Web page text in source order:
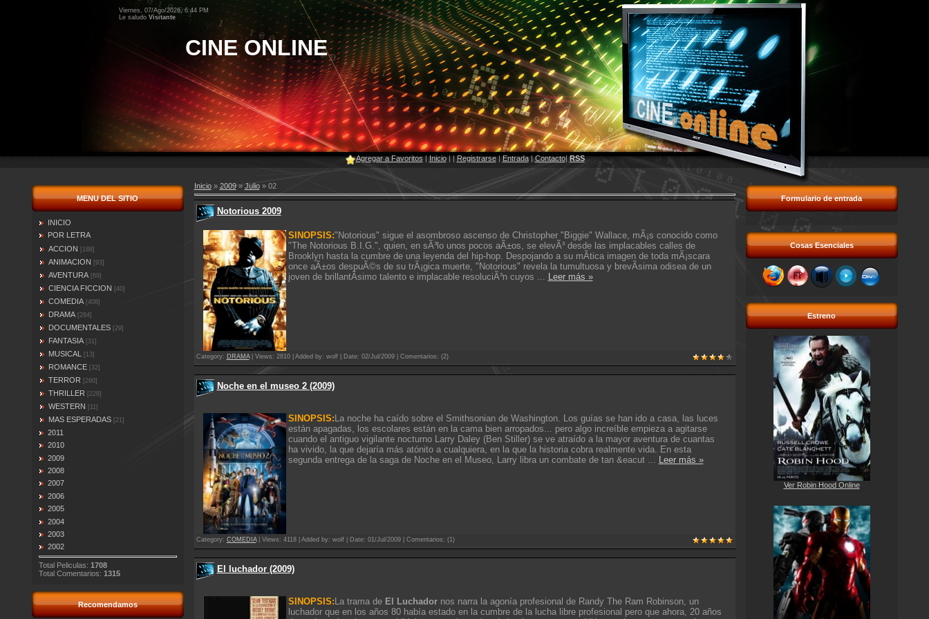
Viernes, 07/Ago/2026, 6:44 PM
Le saludo Visitante
CINE ONLINE
Agregar a Favoritos|Inicio||Registrarse|Entrada|Contacto|RSS
MENU DEL SITIO
INICIO
POR LETRA
ACCION
[188]
ANIMACION [93]
AVENTURA [69]
CIENCIA FICCION [40]
COMEDIA [408]
DRAMA [284]
DOCUMENTALES [29]
FANTASIA [31]
MUSICAL [13]
ROMANCE [32]
TERROR [260]
THRILLER [228]
WESTERN [11]
MAS ESPERADAS [21]
2011
2010
2009
2008
2007
2006
2005
2004
2003
2002
Total Peliculas: 1708
Total Comentarios: 1315
Recomendamos
Inicio» 2009 » Julio » 02
Notorious 2009
SINOPSIS:"Notorious" sigue el asombroso ascenso de Christopher "Biggie" Wallace, mÃ¡s conocido como
"The Notorious B.I.G.", quien, en sÃ³lo unos pocos aÃ±os, se elevÃ³ desde las implacables calles de
Brooklyn hasta la cumbre de una leyenda del hip-hop. Despojando a su mÃ­tica imagen de toda mÃ¡scara
once aÃ±os despuÃ©s de su trÃ¡gica muerte, "Notorious" revela la tumultuosa y brevÃ­sima odisea de un
joven de brillantÃ­simo talento e implacable resoluciÃ³n cuyos
Leer más »
Category: DRAMA| Views: 2810 | Added by: wolf | Date: 02/Jul/2009| Comentarios: (2)
Noche en el museo 2 (2009)
SINOPSIS:La noche ha caído sobre el Smithsonian de Washington. Los guías se han ido a casa, las luces
están apagadas, los escolares están en la cama bien arropados... pero algo increíble empieza a agitarse
cuando el antiguo vigilante nocturno Larry Daley (Ben Stiller) se ve atraído a la mayor aventura de cuantas
ha vivido, la que dejaría más atónito a cualquiera, en la que la historia cobra realmente vida. En esta
segunda entrega de la saga de Noche en el Museo, Larry libra un combate de tan &eacut
Leer más »
Category: COMEDIA| Views: 4118 | Added by: wolf | Date: 01/Jul/2009| Comentarios: (1)
El luchador (2009)
SINOPSIS:La trama de El Luchadornos narra la agonía profesional de Randy The Ram Robinson, un
luchador que en los años 80 había estado en la cumbre de la lucha libre profesional pero que ahora, 20 años
Formulario de entrada
Cosas Esenciales
Estreno
Ver Robin Hood Online